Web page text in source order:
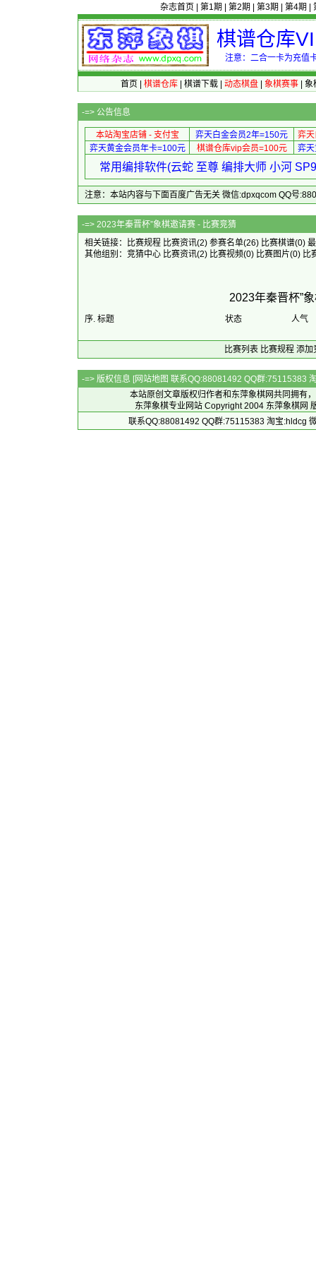
杂志首页 第1期 第2期 第3期 第4期
棋谱仓库
注意：二合一卡为充值
首页 棋谱仓库| 棋谱下载| 动态棋盘| 象棋赛事| 象
-=> 公告信息
本站淘宝店铺 - 支付宝 弈天白金会员2年=150元
弈
弈天黄金会员年卡=100元
棋谱仓库vip会员=100元 弈
常用编排软件(云蛇 至尊 编排大师 小河
注意：本站内容与下面百度广告无关 微信:dpxqcom QQ号
-=> 2023年秦晋杯”象
相关链接：
比赛规程 比赛资讯(2) 参赛名单(26) 比赛棋谱(0)
其他组别： 竞猜中心 比赛资讯(2) 比赛视频(0) 比赛图片(0) 比
2023年秦晋杯”
序. 标题 状态 人气
比赛列表 比赛规程 添加
-=> 版权信息 [网站地图 联系QQ:88081492 QQ群:75115383
本站原创文章版权归作者和 东萍象棋网共同拥有
东萍象棋专业网站 Copyright 2004 东萍象棋网
联系QQ:88081492 QQ群:75115383 淘宝:hldcg